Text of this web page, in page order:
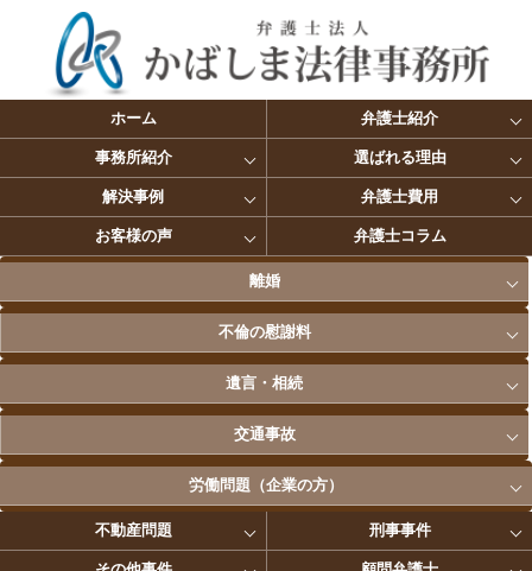
ホーム 弁護士紹介
事務所紹介 選ばれる理由
解決事例 弁護士費用
お客様の声 弁護士コラム
離婚
不倫の慰謝料
遺言・相続
交通事故
労働問題（企業の方）
不動産問題 刑事事件